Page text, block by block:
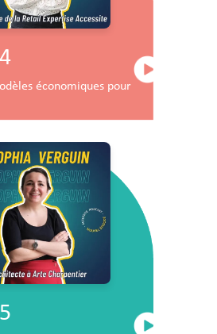
économiques pour les centres